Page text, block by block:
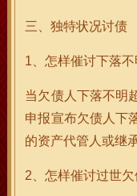
三、独特状况讨债
1、怎样催讨下落
当欠债人下落不明
申报宣布欠债人下
的资产代管人或继
2、怎样催讨过世